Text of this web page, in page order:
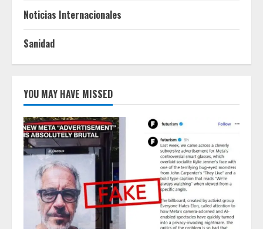
Noticias Internacionales
Sanidad
YOU MAY HAVE MISSED